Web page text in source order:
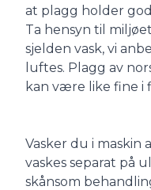
at plagg holder
Ta hensyn til
sjelden vask, vi
luftes. Plagg av
kan være like fine i
Vasker du i maskin
vaskes separat på
skånsom